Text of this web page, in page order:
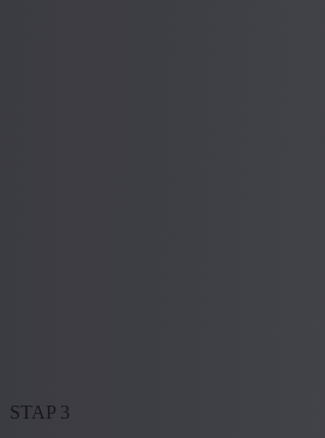
STAP 3